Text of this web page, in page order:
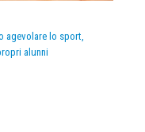
lo sport,
alunni